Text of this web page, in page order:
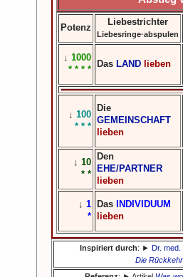
Potenz
Liebestrichter
Liebesringe·abspulen
↓ 1000
* * * *
Das LAND lieben
↓ 100
* * *
Die
GEMEINSCHAFT
lieben
↓ 10
* *
Den
EHE/PARTNER
lieben
↓ 1
*
Das
INDIVIDUUM
lieben
Inspiriert durch: ►Dr.
Die